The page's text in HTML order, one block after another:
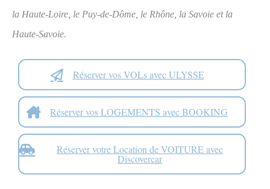
la Haute-Loire, le Puy-de-Dôme, le Rhône, la Savoie et la
Haute-Savoie.
Réserver vos VOLs avec ULYSSE
Réserver vos LOGEMENTS avec BOOKING
Réserver votre Location de VOITURE avec
Discovercar